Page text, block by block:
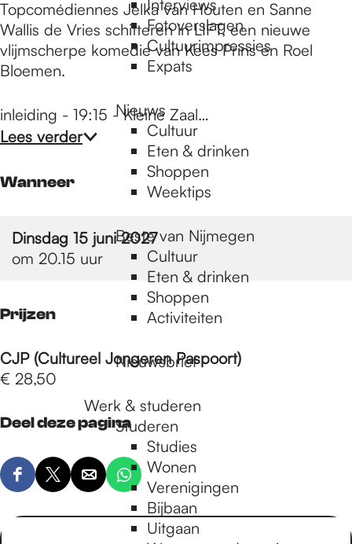
Interviews
Fotoverslagen
Cultuurimpressies
Expats
Nieuws
Cultuur
Eten & drinken
Shoppen
Weektips
Beste van Nijmegen
Cultuur
Eten & drinken
Shoppen
Activiteiten
Nieuwsbrief
Werk & studeren
Studeren
Studies
Wonen
Verenigingen
Bijbaan
Uitgaan
Topcomédiennes Jelka van Houten en Sanne
Wallis de Vries schitteren in LIFT, een nieuwe
vlijmscherpe komedie van Kees Prins en Roel
Bloemen.
inleiding - 19:15 - Kleine Zaal…
Lees verder
Wanneer
Dinsdag 15 juni 2027
om 20.15 uur
Prijzen
CJP (Cultureel Jongeren Paspoort)
€ 28,50
Deel deze pagina
D
e
D
e
D
e
D
e